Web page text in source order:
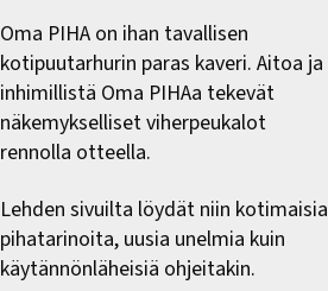
Oma PIHA on ihan tavallisen
kotipuutarhurin paras kaveri. Aitoa ja
inhimillistä Oma PIHAa tekevät
näkemykselliset viherpeukalot
rennolla otteella.
Lehden sivuilta löydät niin kotimaisia
pihatarinoita, uusia unelmia kuin
käytännönläheisiä ohjeitakin.